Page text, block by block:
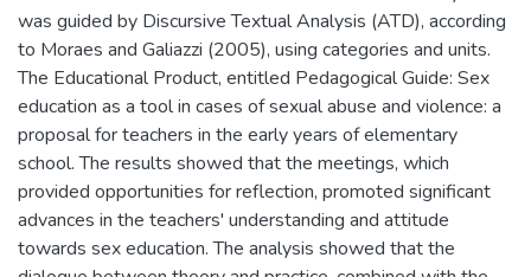
was guided by Discursive Textual Analysis (ATD), according
to Moraes and Galiazzi (2005), using categories and units.
The Educational Product, entitled Pedagogical Guide: Sex
education as a tool in cases of sexual abuse and violence: a
proposal for teachers in the early years of elementary
school. The results showed that the meetings, which
provided opportunities for reflection, promoted significant
advances in the teachers' understanding and attitude
towards sex education. The analysis showed that the